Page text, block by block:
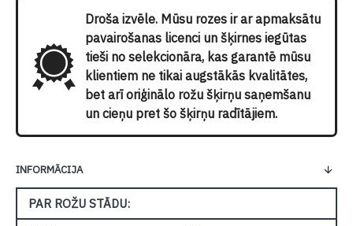
Droša izvēle. Mūsu rozes ir ar apmaksātu
pavairošanas licenci un šķirnes iegūtas
tieši no selekcionāra, kas garantē mūsu
klientiem ne tikai augstākās kvalitātes,
bet arī oriģinālo rožu šķirņu saņemšanu
un cieņu pret šo šķirņu radītājiem.
INFORMĀCIJA
PAR ROŽU STĀDU: